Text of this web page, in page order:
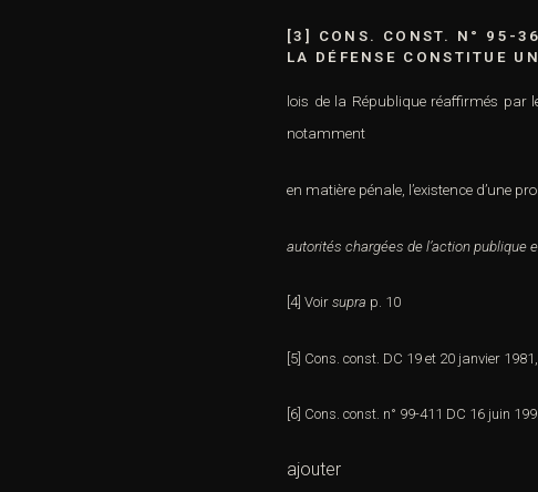
[3]
CONS. CONST. N° 95-
LA DÉFENSE CONSTITUE
lois de la République réaffirmés par
notamment
en matière pénale, l’existence d’une
autorités chargées de l’action publique
[4] Voir supra p. 10
[5] Cons. const. DC 19 et 20 janvier 1981,
[6] Cons. const. n° 99-411 DC 16 juin
ajouter